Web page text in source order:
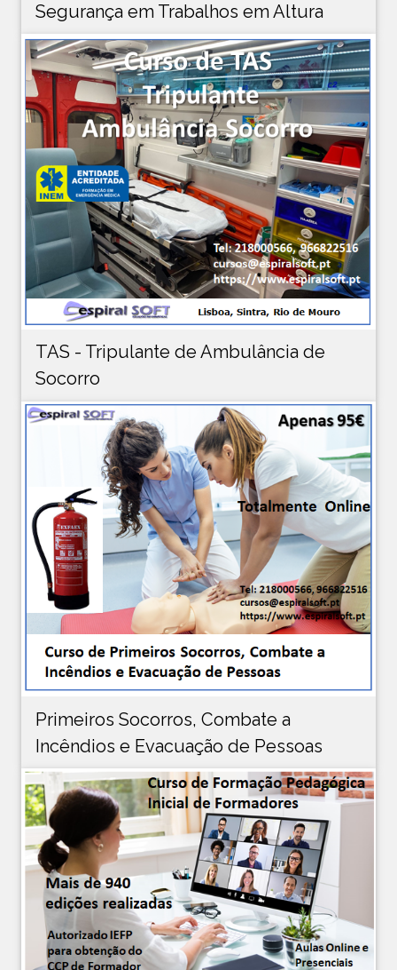
Segurança em Trabalhos em Altura
TAS - Tripulante de Ambulância de
Socorro
Primeiros Socorros, Combate a
Incêndios e Evacuação de Pessoas